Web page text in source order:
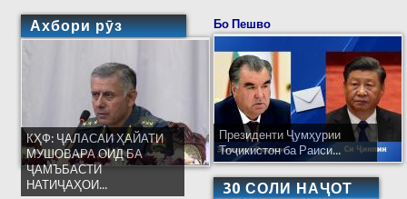
Ахбори рӯз
КҲФ: ҶАЛАСАИ ҲАЙАТИ
МУШОВАРА ОИД БА
ҶАМЪБАСТИ
НАТИҶАҲОИ...
Бо Пешво
Президенти Ҷумҳурии
Тоҷикистон ба Раиси...
30 СОЛИ НАҶОТ